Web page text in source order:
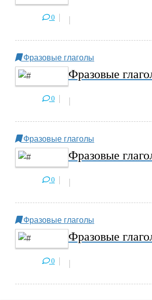
0
Фразовые глаголы
Фразовые
0
Фразовые глаголы
Фразовые
0
Фразовые глаголы
Фразовые
0